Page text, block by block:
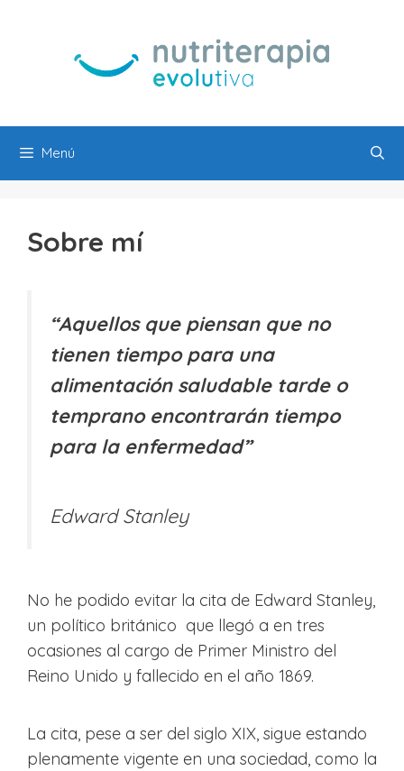
contenido
Menú
Sobre mí
“Aquellos que piensan que no
tienen tiempo para una
alimentación saludable tarde o
temprano encontrarán tiempo
para la enfermedad”
Edward Stanley
No he podido evitar la cita de Edward Stanley,
un político británico que llegó a en tres
ocasiones al cargo de Primer Ministro del
Reino Unido y fallecido en el año 1869.
La cita, pese a ser del siglo XIX, sigue estando
plenamente vigente en una sociedad, como la